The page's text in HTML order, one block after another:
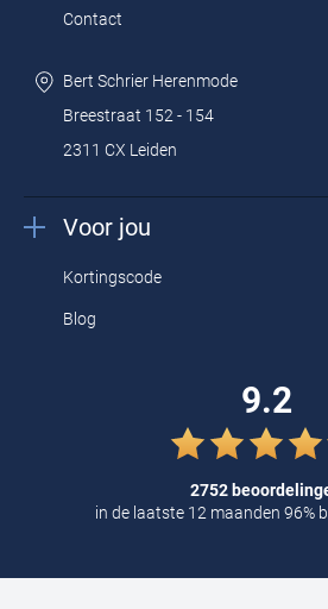
Contact
Bert Schrier Herenmode
Breestraat 152 - 154
2311 CX Leiden
Voor jou
Kortingscode
Blog
9.2
2752
in de laatste 12 maanden 96%